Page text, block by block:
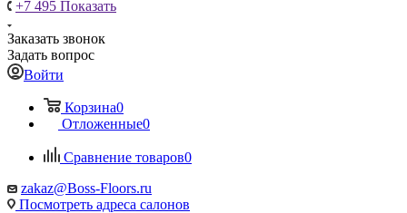
+7 495 Показать
Заказать звонок
Задать вопрос
Войти
Корзина0
Отложенные0
Сравнение товаров0
zakaz@Boss-Floors.ru
Посмотреть адреса салонов